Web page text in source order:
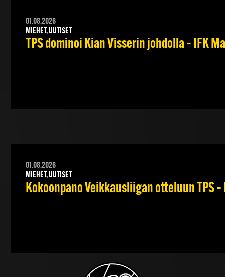
01.08.2026
MIEHET, UUTISET
TPS dominoi Kian Visserin johdolla – IFK
01.08.2026
MIEHET, UUTISET
Kokoonpano Veikkausliigan otteluun TPS